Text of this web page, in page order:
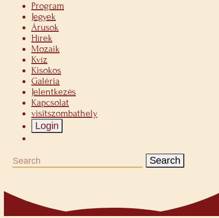
Program
Jegyek
Árusok
Hírek
Mozaik
Kvíz
Kisokos
Galéria
Jelentkezés
Kapcsolat
visitszombathely
Login
Search